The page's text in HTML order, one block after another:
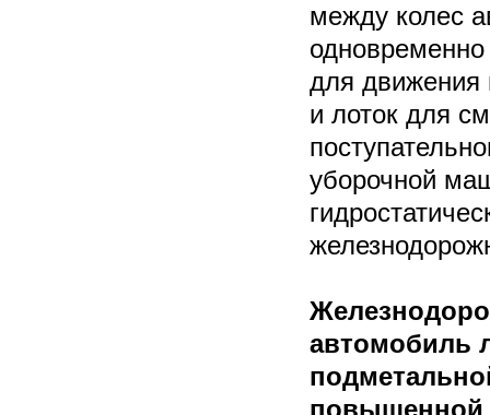
между колес
для движения
и лоток для
уборочной
автомобиль
повышенной